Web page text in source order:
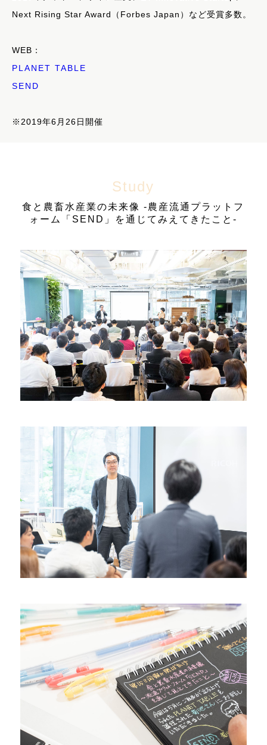
Next Rising Star Award（Forbes Japan）など受賞多数。
WEB：
PLANET TABLE
SEND
※2019年6月26日開催
Study
食と農畜水産業の未来像 -農産流通プラットフ
ォーム「SEND」を通じてみえてきたこと-